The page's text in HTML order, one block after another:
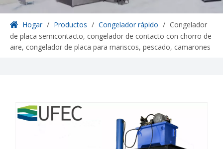
Hogar / Productos / Congelador rápido / Congelador
de placa semicontacto, congelador de contacto con chorro de
aire, congelador de placa para mariscos, pescado, camarones